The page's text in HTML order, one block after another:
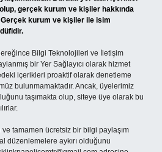
gerçek kurum ve kişiler hakkında
Gerçek kurum ve kişiler ile isim
Bilgi Teknolojileri ve İletişim
bir Yer Sağlayıcı olarak hizmet
içerikleri proaktif olarak denetleme
bulunmamaktadır. Ancak, üyelerimiz
taşımakta olup, siteye üye olarak bu
tamamen ücretsiz bir bilgi paylaşım
düzenlemelere aykırı olduğunu